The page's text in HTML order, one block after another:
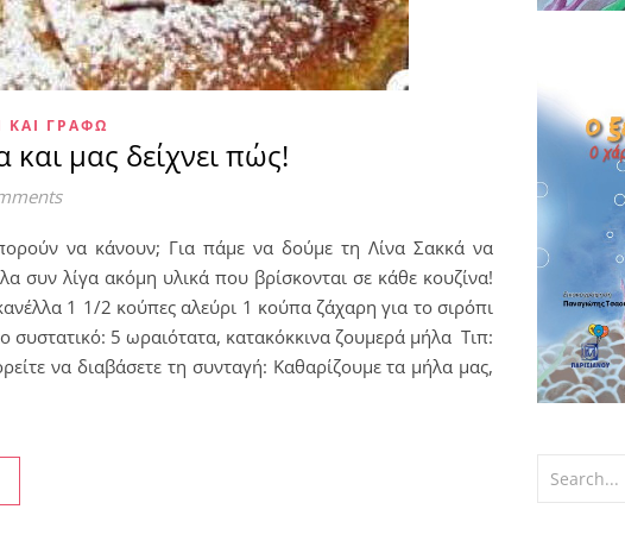
ΚΑΙ ΓΡΆΦΩ
και μας δείχνει πώς!
να κάνουν; Για πάμε να δούμε τη Λίνα Σακκά να
συν λίγα ακόμη υλικά που βρίσκονται σε κάθε κουζίνα!
1 1/2 κούπες αλεύρι 1 κούπα ζάχαρη για το σιρόπι
συστατικό: 5 ωραιότατα, κατακόκκινα ζουμερά μήλα Τιπ:
να διαβάσετε τη συνταγή: Καθαρίζουμε τα μήλα μας,